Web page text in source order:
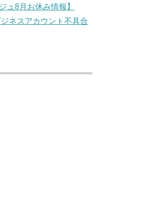
ュ8月お休み情報】
ネスアカウント不具合